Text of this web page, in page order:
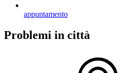
appuntamento
Problemi in città